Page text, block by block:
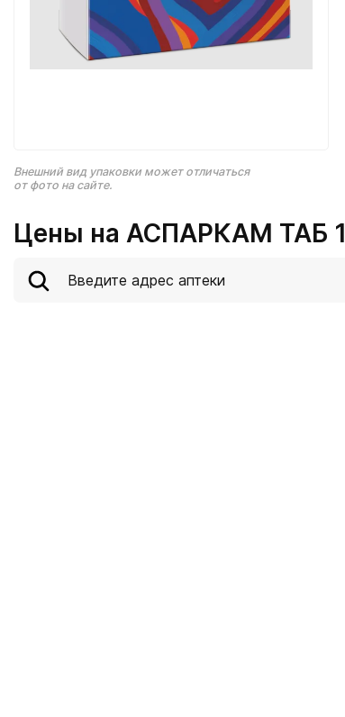
Внешний вид упаковки может отличаться
от фото на сайте.
Цены на АСПАРКАМ ТАБ